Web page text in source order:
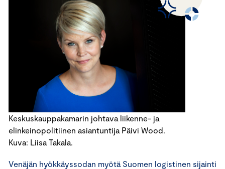
Keskuskauppakamarin johtava liikenne- ja
elinkeinopolitiinen asiantuntija Päivi Wood.
Kuva: Liisa Takala.
Venäjän hyökkäyssodan myötä Suomen logistinen sijainti